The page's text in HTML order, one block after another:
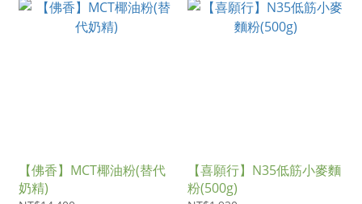
【佛香】MCT椰油粉(替代
奶精)
【喜願行】N35低筋小麥麵
粉(500g)